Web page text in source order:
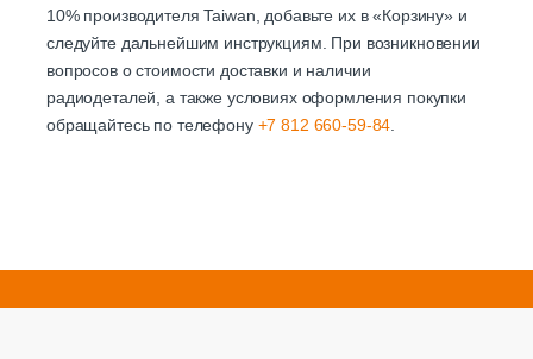
10% производителя Taiwan, добавьте их в «Корзину» и
следуйте дальнейшим инструкциям. При возникновении
вопросов о стоимости доставки и наличии
радиодеталей, а также условиях оформления покупки
обращайтесь по телефону +7 812 660-59-84.